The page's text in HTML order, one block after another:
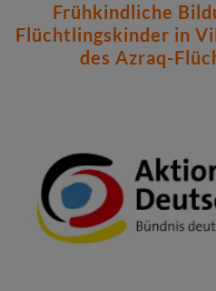
Frühkindliche
Flüchtlingskinder in
des Azraq-